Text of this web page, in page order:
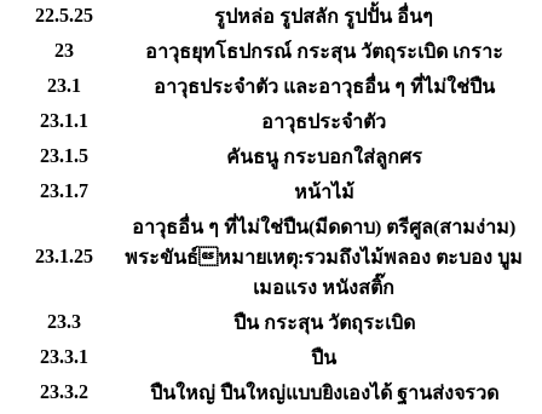
22.5.25
รูปหล่อ รูปสลัก รูปปั้น อื่นๆ
23
อาวุธยุทโธปกรณ์ กระสุน วัตถุระเบิด เกราะ
23.1
อาวุธประจำตัว และอาวุธอื่น ๆ ที่ไม่ใช่ปืน
23.1.1
อาวุธประจำตัว
23.1.5
คันธนู กระบอกใส่ลูกศร
23.1.7
หน้าไม้
23.1.25
อาวุธอื่น ๆ ที่ไม่ใช่ปืน(มีดดาบ) ตรีศูล(สามง่าม)
พระขันธ์หมายเหตุ:รวมถึงไม้พลอง ตะบอง บูม
เมอแรง หนังสติ๊ก
23.3
ปืน กระสุน วัตถุระเบิด
23.3.1
ปืน
23.3.2
ปืนใหญ่ ปืนใหญ่แบบยิงเองได้ ฐานส่งจรวด